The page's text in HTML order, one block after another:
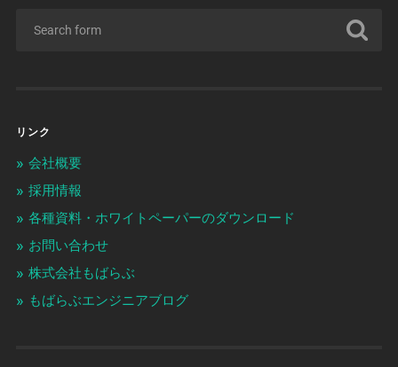
リンク
会社概要
採用情報
各種資料・ホワイトペーパーのダウンロード
お問い合わせ
株式会社もばらぶ
もばらぶエンジニアブログ